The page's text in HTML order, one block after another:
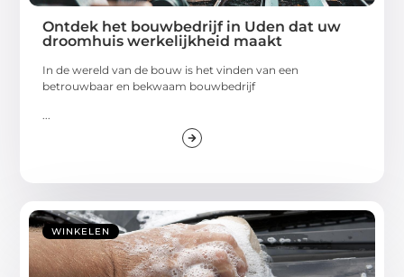
Ontdek het bouwbedrijf in Uden dat uw
droomhuis werkelijkheid maakt
In de wereld van de bouw is het vinden van een
betrouwbaar en bekwaam bouwbedrijf
...
WINKELEN